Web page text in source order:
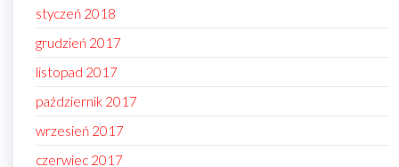
styczeń 2018
grudzień 2017
listopad 2017
październik 2017
wrzesień 2017
czerwiec 2017